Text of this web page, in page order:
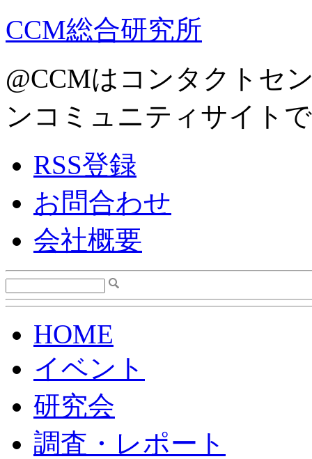
CCM総合研究所
@CCMはコンタクトセ
ンコミュニティサイト
RSS登録
お問合わせ
会社概要
HOME
イベント
研究会
調査・レポート